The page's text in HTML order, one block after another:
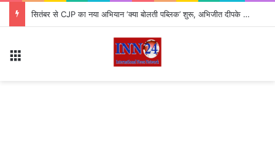
सितंबर से CJP का नया अभियान ‘क्या बोलती पब्लिक’ शुरू, अभिजीत दीपके ने बताया कौन से मुद्दे उठाएगी पार्टी?